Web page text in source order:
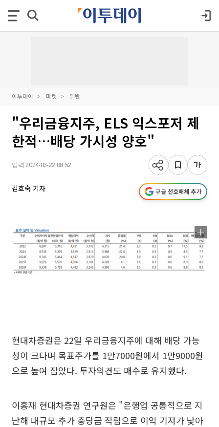
이투데이 마켓 일반
"우리금융지주, ELS 익스포저 제
한적…배당 가시성 양호"
입력 2024-03-22 08:52
김효숙 기자 구글 선호매체 추가
현대차증권은 22일 우리금융지주에 대해 배당 가능
성이 크다며 목표주가를 1만7000원에서 1만9000원
으로 높여 잡았다. 투자의견도 매수로 유지했다.
이홍재 현대차증권 연구원은 "은행업 공통적으로 지
난해 대규모 추가 충당금 적립으로 이익 기저가 낮아